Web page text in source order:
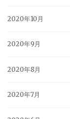
2020年10月
2020年9月
2020年8月
2020年7月